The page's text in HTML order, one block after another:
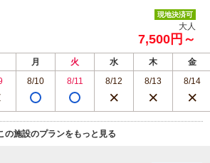
現地決済可
大人
7,500円～
月 火 水 木
金
8/10 8/11 8/12 8/13 8/14
の施設のプランをもっと見る